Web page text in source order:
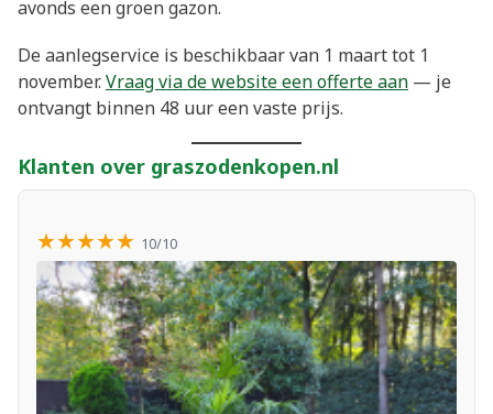
avonds een groen gazon.
De aanlegservice is beschikbaar van 1 maart tot 1
november.Vraag via de website een offerte aan — je
ontvangt binnen 48 uur een vaste prijs.
Klanten over graszodenkopen.nl
★★★★★ 10/10